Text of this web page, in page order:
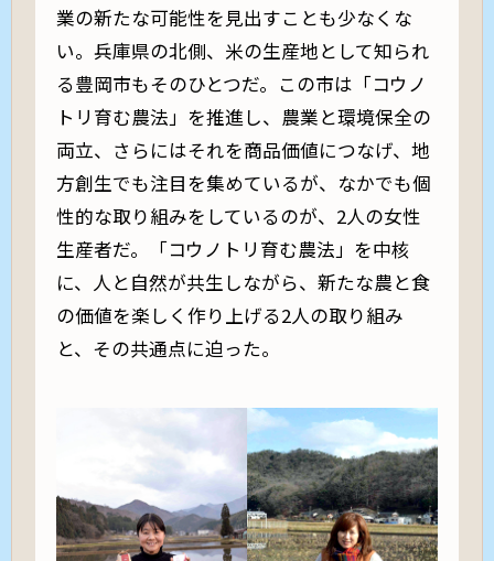
業の新たな可能性を見出すことも少なくな
い。兵庫県の北側、米の生産地として知られ
る豊岡市もそのひとつだ。この市は「コウノ
トリ育む農法」を推進し、農業と環境保全の
両立、さらにはそれを商品価値につなげ、地
方創生でも注目を集めているが、なかでも個
性的な取り組みをしているのが、2人の女性
生産者だ。「コウノトリ育む農法」を中核
に、人と自然が共生しながら、新たな農と食
の価値を楽しく作り上げる2人の取り組み
と、その共通点に迫った。